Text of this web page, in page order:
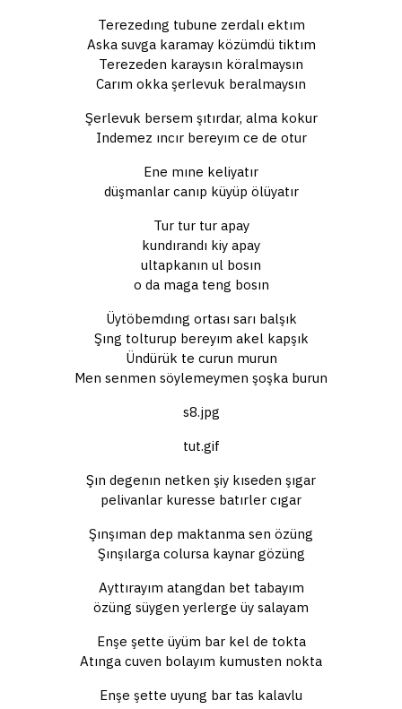
Terezedıng tubune zerdalı ektım
Aska suvga karamay közümdü tiktım
Terezeden karaysın köralmaysın
Carım okka şerlevuk beralmaysın
Şerlevuk bersem şıtırdar, alma kokur
Indemez ıncır bereyım ce de otur
Ene mıne keliyatır
düşmanlar canıp küyüp ölüyatır
Tur tur tur apay
kundırandı kiy apay
ultapkanın ul bosın
o da maga teng bosın
Üytöbemdıng ortası sarı balşık
Şıng tolturup bereyım akel kapşık
Ündürük te curun murun
Men senmen söylemeymen şoşka burun
s8.jpg
tut.gif
Şın degenın netken şiy kıseden şıgar
pelivanlar kuresse batırler cıgar
Şınşıman dep maktanma sen özüng
Şınşılarga colursa kaynar gözüng
Ayttırayım atangdan bet tabayım
özüng süygen yerlerge üy salayam
Enşe şette üyüm bar kel de tokta
Atınga cuven bolayım kumusten nokta
Enşe şette uyung bar tas kalavlu